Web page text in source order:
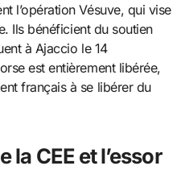
l’opération Vésuve, qui vise
Ils bénéficient du soutien
à Ajaccio le 14
est entièrement libérée,
français à se libérer du
la CEE et l’essor